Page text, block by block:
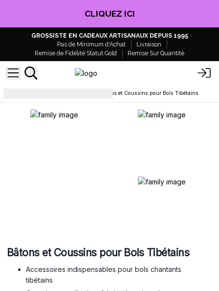
CLIQUEZ ICI
GROSSISTE EN CADEAUX ARTISANAUX DEPUIS 1995
Pas de Minimum d'Achat
Livraison
Remise de Fidélité Statut Gold
Remise Sur Quantité
Bâtons et Coussins pour Bols Tibétains
Bâtons et Coussins pour Bols Tibétains
Accessoires indispensables pour bols chantants
tibétains